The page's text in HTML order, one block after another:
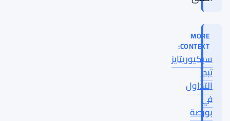
MORE
CONTEXT:
سيكيوريتايز
تبدأ
التداول
في
بورصة